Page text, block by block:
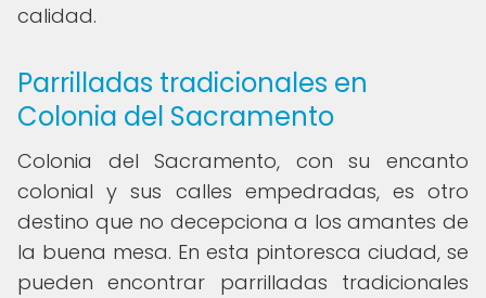
calidad.
Parrilladas tradicionales en
Colonia del Sacramento
Colonia del Sacramento, con su encanto
colonial y sus calles empedradas, es otro
destino que no decepciona a los amantes de
la buena mesa. En esta pintoresca ciudad, se
pueden encontrar parrilladas tradicionales